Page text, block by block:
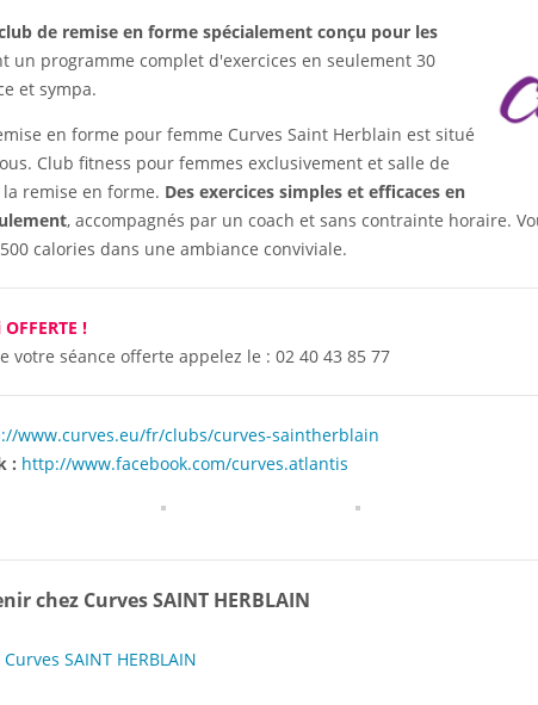
de remise en forme spécialement conçu pour les
un programme complet d'exercices en seulement 30
et sympa.
en forme pour femme Curves Saint Herblain est situé
Club fitness pour femmes exclusivement et salle de
remise en forme. Des exercices simples et efficaces en
, accompagnés par un coach et sans contrainte horaire.
calories dans une ambiance conviviale.
!
votre séance offerte appelez le : 02 40 43 85 77
www.curves.eu/fr/clubs/curves-saintherblain
: http://www.facebook.com/curves.atlantis
chez Curves SAINT HERBLAIN